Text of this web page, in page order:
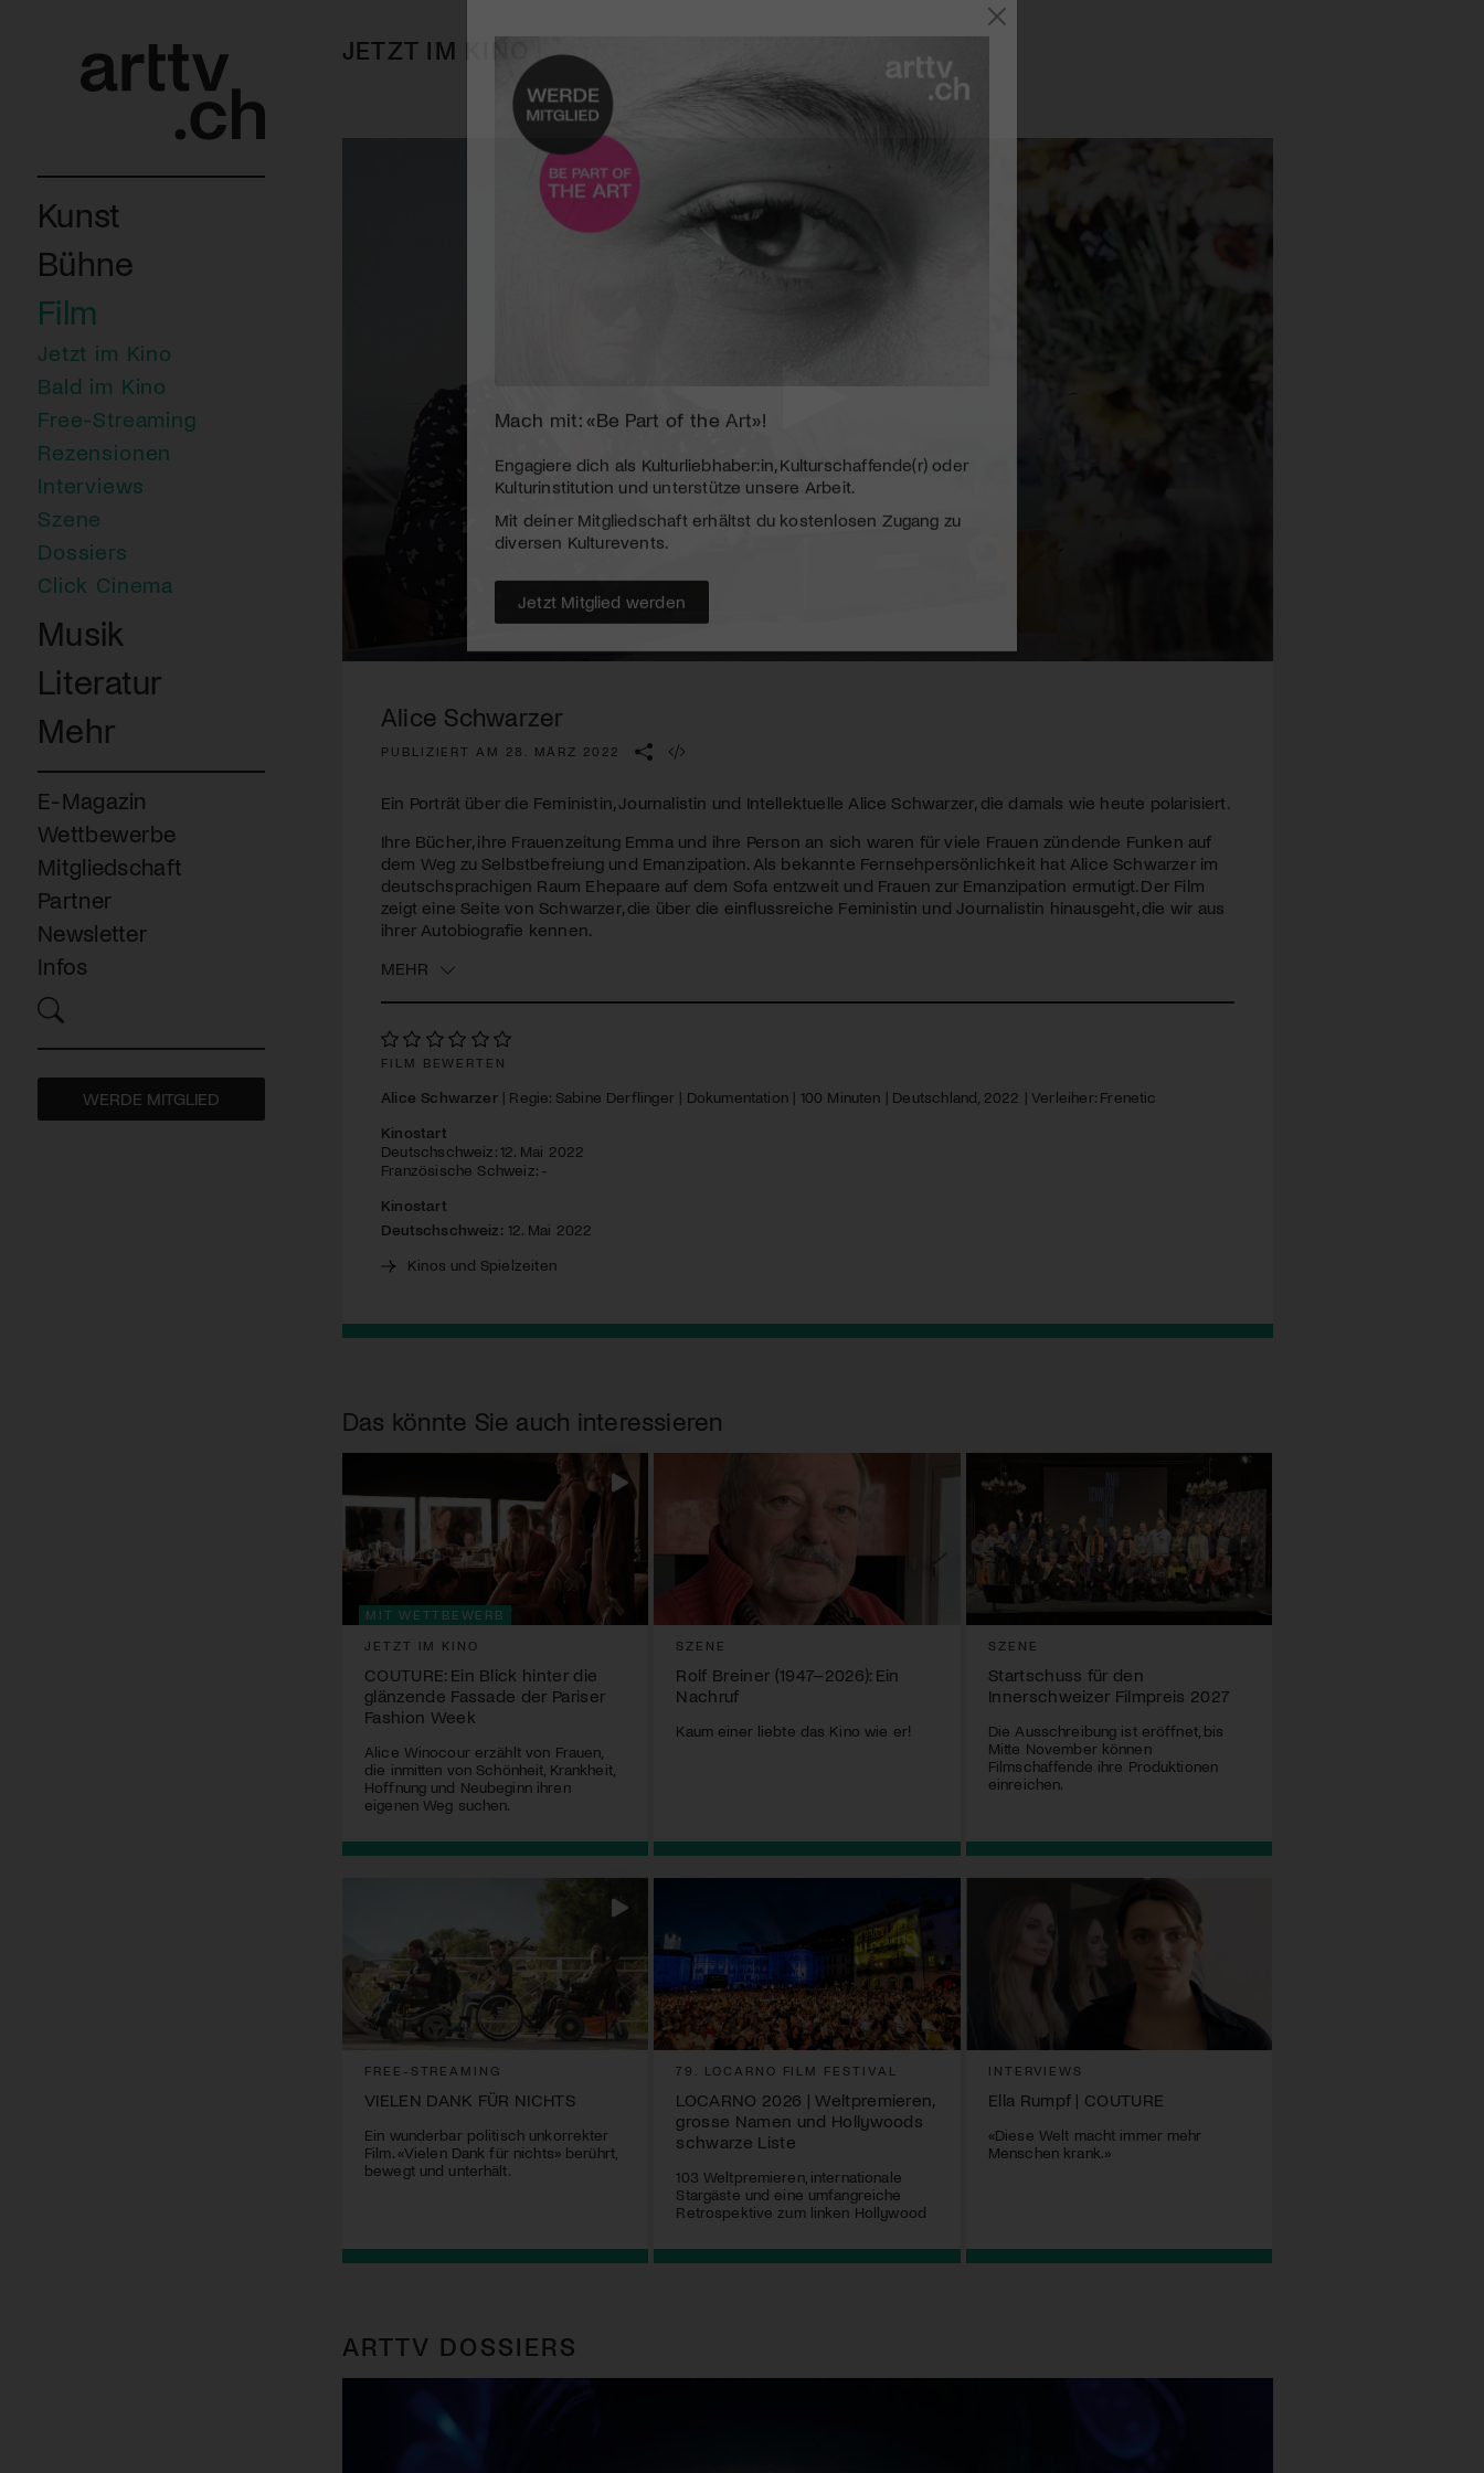
Kunst
Bühne
Film
Jetzt im Kino
Bald im Kino
Free-Streaming
Rezensionen
Interviews
Szene
Dossiers
Click Cinema
Musik
Literatur
Mehr
E-Magazin
Wettbewerbe
Mitgliedschaft
Partner
Newsletter
Infos
WERDE MITGLIED
JETZT IM KINO
Alice Schwarzer
PUBLIZIERT AM 28. MÄRZ 2022
Ein Porträt über die Feministin, Journalistin und Intellektuelle Alice Schwarzer, die damals wie heute polarisiert.
Ihre Bücher, ihre Frauenzeitung Emma und ihre Person an sich waren für viele Frauen zündende Funken auf
dem Weg zu Selbstbefreiung und Emanzipation. Als bekannte Fernsehpersönlichkeit hat Alice Schwarzer im
deutschsprachigen Raum Ehepaare auf dem Sofa entzweit und Frauen zur Emanzipation ermutigt. Der Film
zeigt eine Seite von Schwarzer, die über die einflussreiche Feministin und Journalistin hinausgeht, die wir aus
ihrer Autobiografie kennen.
MEHR
FILM BEWERTEN
Alice Schwarzer| Regie: Sabine Derflinger | Dokumentation | 100 Minuten | Deutschland, 2022 | Verleiher: Frenetic
Kinostart
Deutschschweiz: 12. Mai 2022
Französische Schweiz: -
Kinostart
Deutschschweiz: 12. Mai 2022
Kinos und Spielzeiten
Das könnte Sie auch interessieren
MIT WETTBEWERB
JETZT IM KINO
COUTURE: Ein Blick hinter die
glänzende Fassade der Pariser
Fashion Week
Alice Winocour erzählt von Frauen,
die inmitten von Schönheit, Krankheit,
Hoffnung und Neubeginn ihren
eigenen Weg suchen.
SZENE
Rolf Breiner (1947–2026): Ein
Nachruf
Kaum einer liebte das Kino wie er!
SZENE
Startschuss für den
Innerschweizer Filmpreis 2027
Die Ausschreibung ist eröffnet, bis
Mitte November können
Filmschaffende ihre Produktionen
einreichen.
FREE-STREAMING
VIELEN DANK FÜR NICHTS
Ein wunderbar politisch unkorrekter
Film. «Vielen Dank für nichts» berührt,
bewegt und unterhält.
79. LOCARNO FILM FESTIVAL
LOCARNO 2026 | Weltpremieren,
grosse Namen und Hollywoods
schwarze Liste
103 Weltpremieren, internationale
Stargäste und eine umfangreiche
Retrospektive zum linken Hollywood
INTERVIEWS
Ella Rumpf | COUTURE
«Diese Welt macht immer mehr
Menschen krank.»
ARTTV DOSSIERS
Engagiere dich als Kulturliebhaber:in, Kulturschaffende(r) oder
Kulturinstitution und unterstütze unsere Arbeit.
Mit deiner Mitgliedschaft erhältst du kostenlosen Zugang zu
Jetzt Mitglied werden